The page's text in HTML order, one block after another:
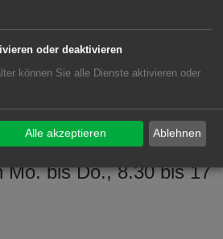
erzählen“
Tieren
Luise Schmid
Mo. bis Do., 8.30 bis 17
oder deaktivieren
können Sie alle Dienste aktivieren oder
Ablehnen
Alle akzeptieren